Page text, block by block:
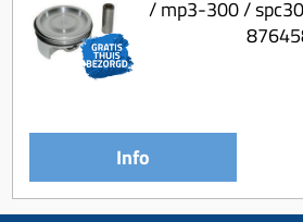
/ mp3-300 /
Info